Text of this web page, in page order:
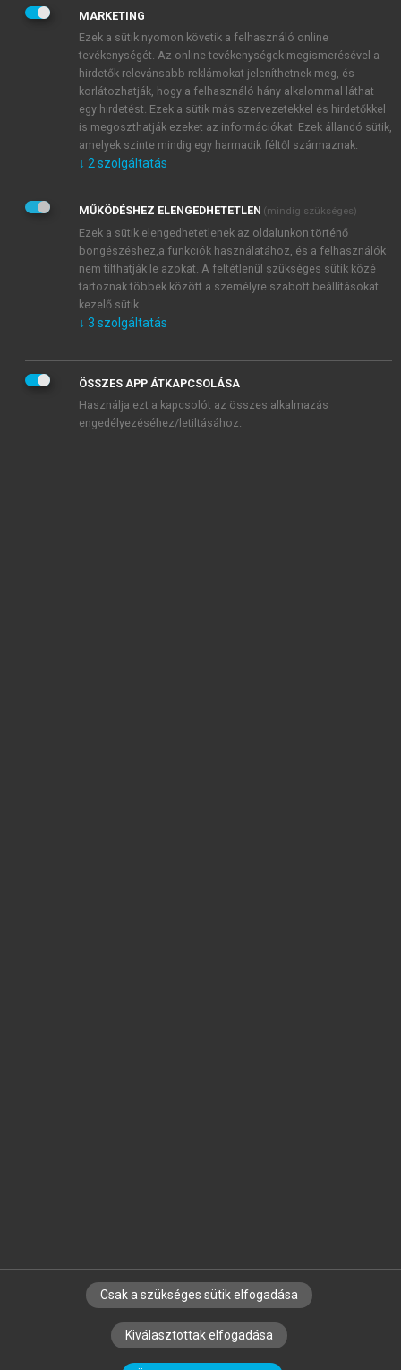
JELSZÓ
JELSZÓ ÚJRA
Kérek értesítést a MeRSZ újdonságairól, akcióiról.
Kérek értesítést az Akadémiai Kiadó Zrt. újdonságairól,
Adatkezelési tájékoztatóbanfoglaltakat tudomásul
veszem és elfogadom.
Általános vásárlási feltételeket, valamint a szotar.netés a
mersz.huoldalak licencszerződéseiben foglaltakat
tudomásul veszem és elfogadom.
KIPRÓBÁLOM
SZERZŐKNEK CÉGEKNEK KÖNYVTÁROSOKNAK
SZERKESZTÉSI ÉS LEKTORÁLÁSI ALAPELVEK
MARKETING
Ezek a sütik nyomon követik a felhasználó online
tevékenységét. Az online tevékenységek megismerésével a
hirdetők relevánsabb reklámokat jeleníthetnek meg, és
korlátozhatják, hogy a felhasználó hány alkalommal láthat
egy hirdetést. Ezek a sütik más szervezetekkel és hirdetőkkel
is megoszthatják ezeket az információkat. Ezek állandó sütik,
amelyek szinte mindig egy harmadik féltől származnak.
↓ 2 szolgáltatás
MŰKÖDÉSHEZ ELENGEDHETETLEN (mindig szükséges)
Ezek a sütik elengedhetetlenek az oldalunkon történő
böngészéshez,a funkciók használatához, és a felhasználók
nem tilthatják le azokat. A feltétlenül szükséges sütik közé
tartoznak többek között a személyre szabott beállításokat
kezelő sütik.
↓ 3 szolgáltatás
ÖSSZES APP ÁTKAPCSOLÁSA
Használja ezt a kapcsolót az összes alkalmazás
engedélyezéséhez/letiltásához.
Csak a szükséges sütik elfogadása
Kiválasztottak elfogadása